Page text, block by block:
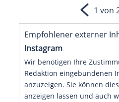
Empfohlener externer
Instagram
Wir benötigen Ihre
Redaktion eingebundenen
anzuzeigen. Sie können
anzeigen lassen und auch
1 von